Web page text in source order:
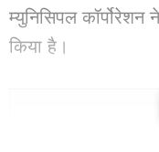
म्युनिसिपल कॉर्पोरेशन
किया है।